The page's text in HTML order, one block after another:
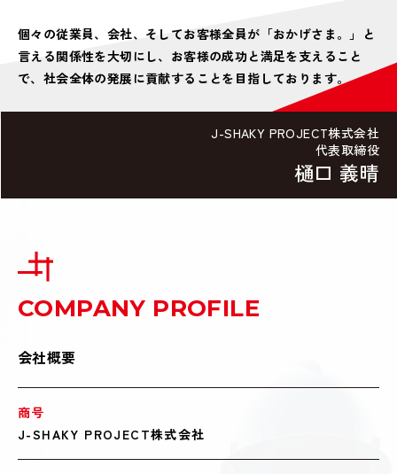
個々の従業員、会社、そしてお客様全員が「おかげさま。」と
言える関係性を大切にし、お客様の成功と満足を支えること
で、社会全体の発展に貢献することを目指しております。
J-SHAKY PROJECT株式会社
代表取締役
樋口 義晴
COMPANY PROFILE
会社概要
商号
J-SHAKY PROJECT株式会社